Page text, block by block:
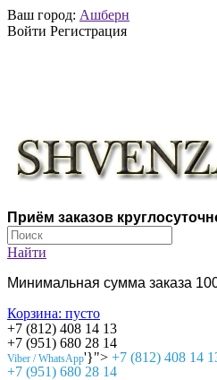
Ваш город: Ашберн
Войти Регистрация
Приём заказов
Найти
Минимальная сумма заказа
Корзина: пусто
+7 (812) 408 14 13
+7 (951) 680 28 14
Viber / WhatsApp'}"> +7 (812) 408 14
+7 (951) 680 28 14